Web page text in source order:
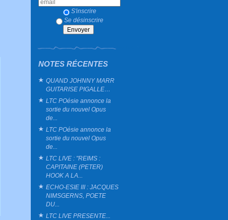
S'inscrire
Se désinscrire
NOTES RÉCENTES
QUAND JOHNNY MARR
GUITARISE PIGALLE…
LTC POésie annonce la
sortie du nouvel Opus
de...
LTC POésie annonce la
sortie du nouvel Opus
de...
LTC LIVE : "REIMS :
CAPITAINE (PETER)
HOOK A LA...
ECHO-ESIE III : JACQUES
NIMSGERNS, POETE
DU...
LTC LIVE PRESENTE...